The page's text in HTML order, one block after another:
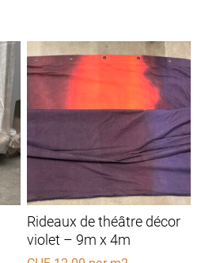
Rideaux de théâtre décor
violet – 9m x 4m